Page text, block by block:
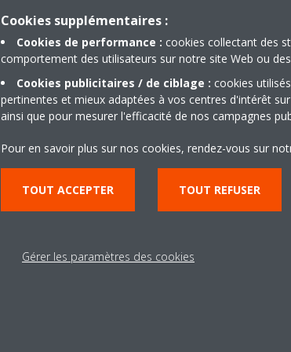
Besoin
Cookies supplémentaires :
Cookies de performance : cookies collectant des
comportement des utilisateurs sur notre site Web ou
Cookies publicitaires / de ciblage : cookies
pertinentes et mieux adaptées à vos centres d'intérêt
ainsi que pour mesurer l'efficacité de nos campagnes
Pour en savoir plus sur nos cookies, rendez-vous sur
TOUT ACCEPTER TOUT REFUSER
Gérer les paramètres des cookies